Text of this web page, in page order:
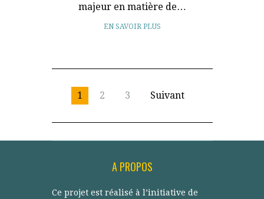
majeur en matière de…
EN SAVOIR PLUS
1 2 3 Suivant
A PROPOS
Ce projet est réalisé à l’initiative de